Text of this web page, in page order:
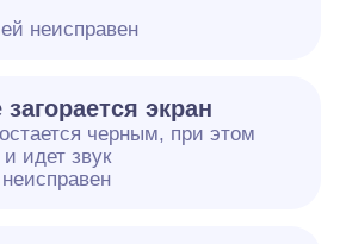
неисправен
экран
черным, при этом
идет звук